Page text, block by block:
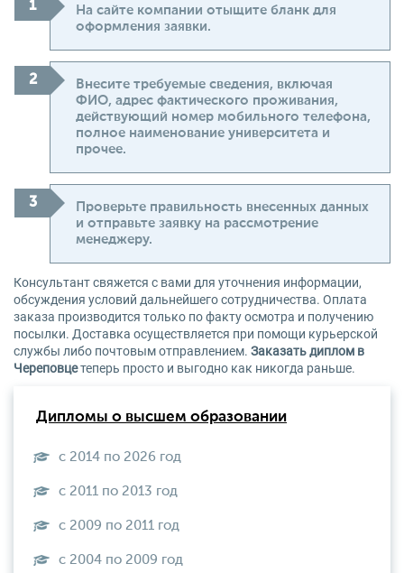
На сайте компании отыщите бланк для
оформления заявки.
Внесите требуемые сведения, включая
ФИО, адрес фактического проживания,
действующий номер мобильного телефона,
полное наименование университета и
прочее.
Проверьте правильность внесенных данных
и отправьте заявку на рассмотрение
менеджеру.
Консультант свяжется с вами для уточнения информации,
обсуждения условий дальнейшего сотрудничества. Оплата
заказа производится только по факту осмотра и получению
посылки. Доставка осуществляется при помощи курьерской
службы либо почтовым отправлением. Заказать диплом в
Череповцетеперь просто и выгодно как никогда раньше.
Дипломы о высшем образовании
с 2014 по 2026 год
с 2011 по 2013 год
с 2009 по 2011 год
с 2004 по 2009 год